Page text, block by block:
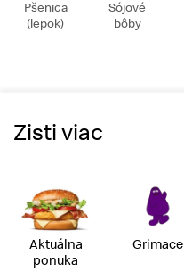
Pšenica
(lepok)
Sójové
bôby
Zisti viac
Aktuálna
ponuka
Grimace